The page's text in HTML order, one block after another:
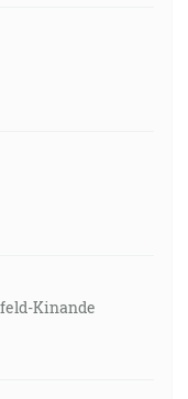
Kinande